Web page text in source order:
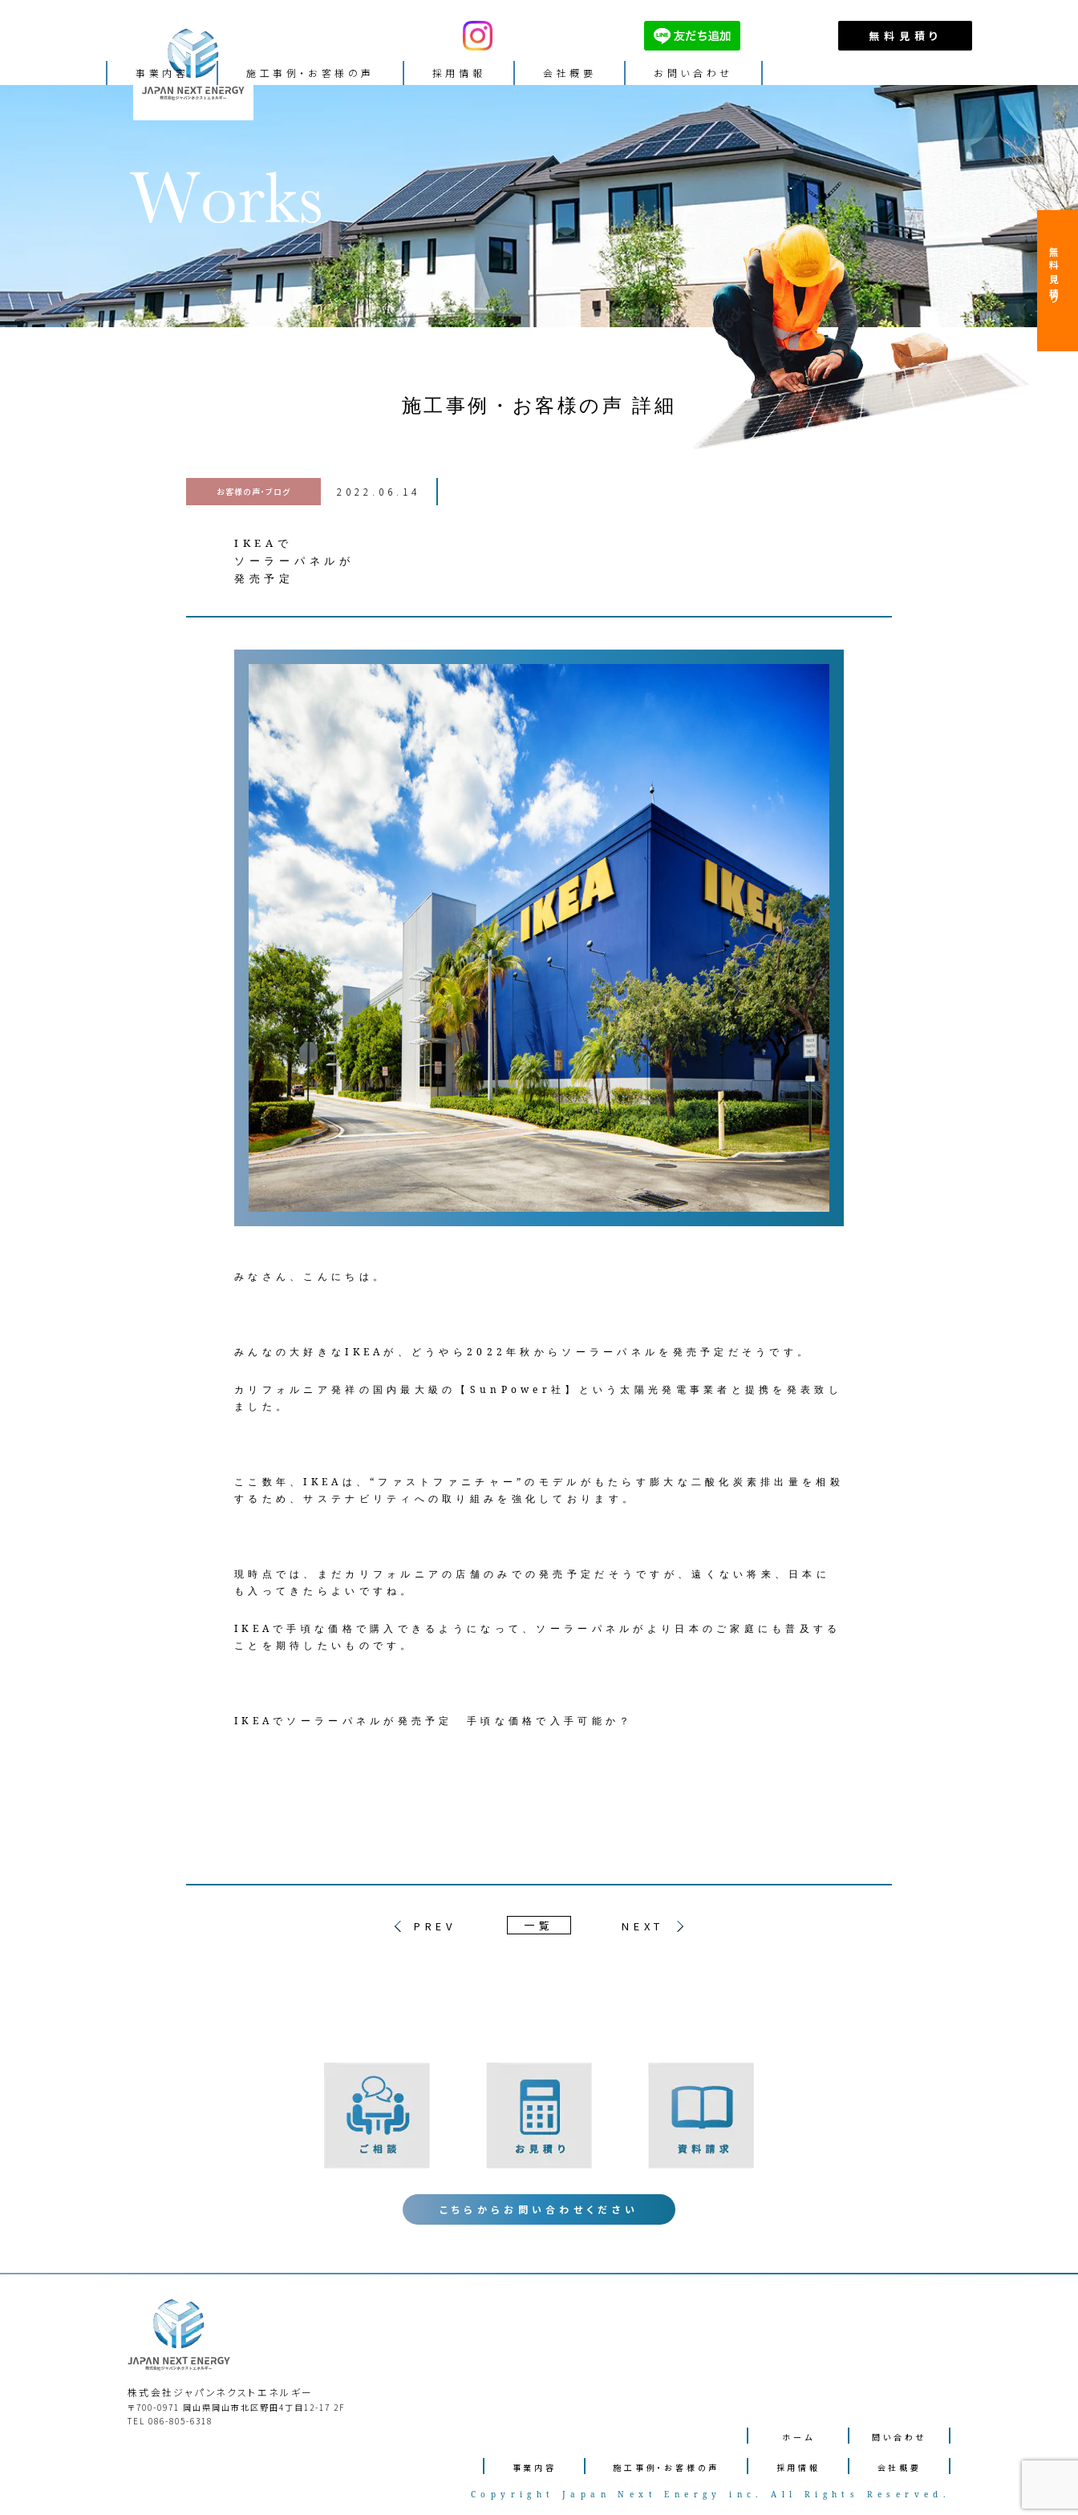
事業内容 施工事例・お客様の声 採⽤情報 会社概要 お問い合わせ
無料見積り
施工事例・お客様の声 詳細
お客様の声・ブログ 2022.06.14
IKEAで
ソーラーパネルが
発売予定
みなさん、こんにちは。
みんなの大好きなIKEAが、どうやら2022年秋からソーラーパネルを発売予定だそうです。
カリフォルニア発祥の国内最大級の【SunPower社】という太陽光発電事業者と提携を発表致し
ました。
ここ数年、IKEAは、“ファストファニチャー”のモデルがもたらす膨大な二酸化炭素排出量を相殺
するため、サステナビリティへの取り組みを強化しております。
現時点では、まだカリフォルニアの店舗のみでの発売予定だそうですが、遠くない将来、日本に
も入ってきたらよいですね。
IKEAで手頃な価格で購入できるようになって、ソーラーパネルがより日本のご家庭にも普及する
ことを期待したいものです。
IKEAでソーラーパネルが発売予定 手頃な価格で入手可能か？
PREV 一覧 NEXT
こちらからお問い合わせください
無料見積り
株式会社ジャパンネクストエネルギー
〒700-0971 岡⼭県岡⼭市北区野田4丁⽬12-17 2F
TEL 086-805-6318
ホーム
問い合わせ
事業内容 施工事例・お客様の声 採⽤情報 会社概要
Copyright Japan Next Energy inc.All Rights Reserved.